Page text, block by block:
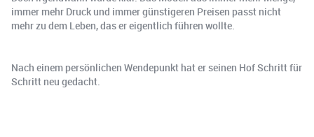
immer mehr Druck und immer günstigeren Preisen passt nicht
mehr zu dem Leben, das er eigentlich führen wollte.
Nach einem persönlichen Wendepunkt hat er seinen Hof Schritt für
Schritt neu gedacht.